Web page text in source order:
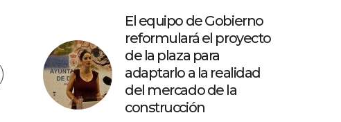
El equipo de Gobierno
reformulará el proyecto
de la plaza para
adaptarlo a la realidad
del mercado de la
construcción